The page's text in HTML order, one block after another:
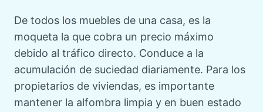
De todos los muebles de una casa, es la
moqueta la que cobra un precio máximo
debido al tráfico directo. Conduce a la
acumulación de suciedad diariamente. Para los
propietarios de viviendas, es importante
mantener la alfombra limpia y en buen estado